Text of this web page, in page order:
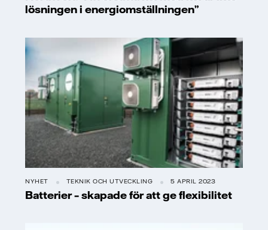
lösningen i energiomställningen”
NYHET TEKNIK OCH UTVECKLING 5 APRIL 2023
Batterier – skapade för att ge flexibilitet